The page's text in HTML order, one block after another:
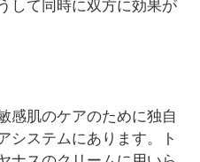
して同時に双方に効果が
感肌のケアのために独自
システムにあります。ト